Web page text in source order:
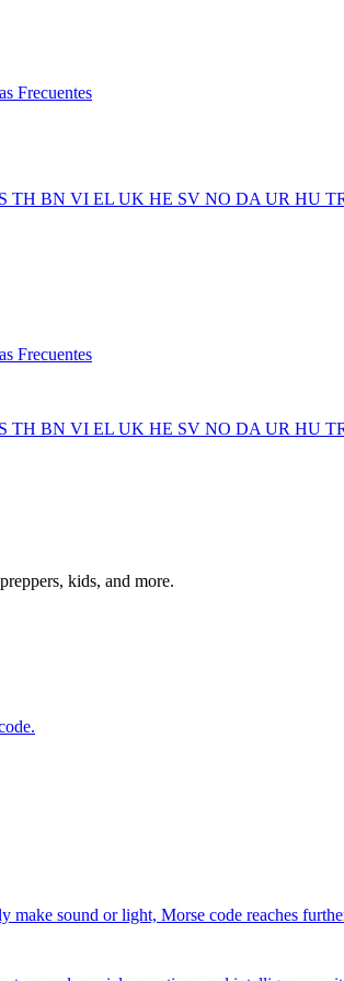
Frecuentes
TH BN VI EL UK HE SV NO DA UR HU
Frecuentes
TH BN VI EL UK HE SV NO DA UR HU
kids, and more.
sound or light, Morse code reaches